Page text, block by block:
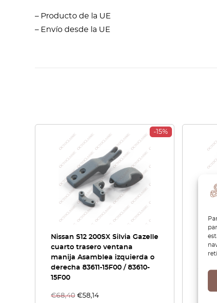
– Producto de la UE
– Envío desde la UE
-15%
Nissan S12 200SX Silvia Gazelle
cuarto trasero ventana
manija Asamblea izquierda o
derecha 83611-15F00 / 83610-
15F00
€68,40 €58,14